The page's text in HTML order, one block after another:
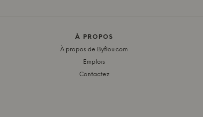
À PROPOS
À propos de Byflou.com
Emplois
Contactez